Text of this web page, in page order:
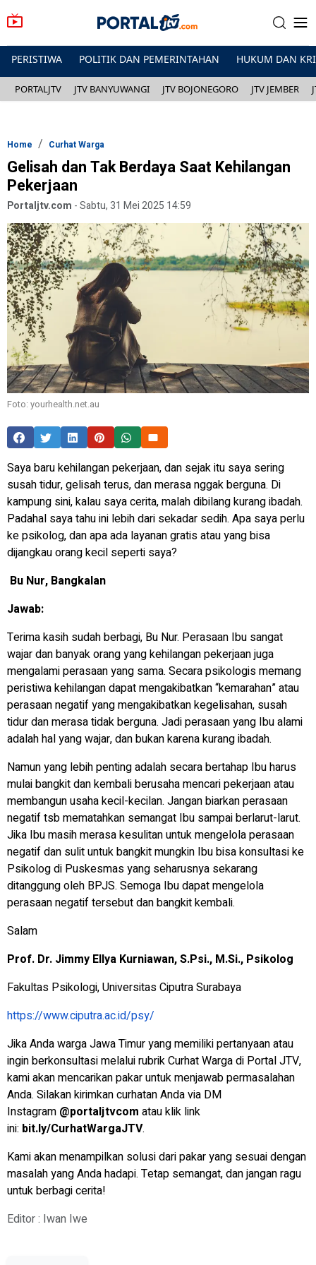
PERISTIWA POLITIK DAN PEMERINTAHAN HUKUM DAN
PORTALJTV JTV BANYUWANGI JTV BOJONEGORO JTV JEMBER
Home Curhat Warga
Gelisah dan Tak Berdaya Saat Kehilangan
Pekerjaan
Portaljtv.com -Sabtu, 31 Mei 2025 14:59
Foto: yourhealth.net.au
Saya baru kehilangan pekerjaan, dan sejak itu saya sering
susah tidur, gelisah terus, dan merasa nggak berguna. Di
kampung sini, kalau saya cerita, malah dibilang kurang ibadah.
Padahal saya tahu ini lebih dari sekadar sedih. Apa saya perlu
ke psikolog, dan apa ada layanan gratis atau yang bisa
dijangkau orang kecil seperti saya?
Bu Nur, Bangkalan
Jawab:
Terima kasih sudah berbagi, Bu Nur. Perasaan Ibu sangat
wajar dan banyak orang yang kehilangan pekerjaan juga
mengalami perasaan yang sama. Secara psikologis memang
peristiwa kehilangan dapat mengakibatkan “kemarahan” atau
perasaan negatif yang mengakibatkan kegelisahan, susah
tidur dan merasa tidak berguna. Jadi perasaan yang Ibu alami
adalah hal yang wajar, dan bukan karena kurang ibadah.
Namun yang lebih penting adalah secara bertahap Ibu harus
mulai bangkit dan kembali berusaha mencari pekerjaan atau
membangun usaha kecil-kecilan. Jangan biarkan perasaan
negatif tsb mematahkan semangat Ibu sampai berlarut-larut.
Jika Ibu masih merasa kesulitan untuk mengelola perasaan
negatif dan sulit untuk bangkit mungkin Ibu bisa konsultasi ke
Psikolog di Puskesmas yang seharusnya sekarang
ditanggung oleh BPJS. Semoga Ibu dapat mengelola
perasaan negatif tersebut dan bangkit kembali.
Salam
Prof. Dr. Jimmy Ellya Kurniawan, S.Psi., M.Si., Psikolog
Fakultas Psikologi, Universitas Ciputra Surabaya
https://www.ciputra.ac.id/psy/
Jika Anda warga Jawa Timur yang memiliki pertanyaan atau
ingin berkonsultasi melalui rubrikCurhat Wargadi Portal JTV,
kami akan mencarikan pakar untuk menjawab permasalahan
Anda. Silakan kirimkan curhatan Anda via DM
Instagram @portaljtvcom atau klik link
ini: bit.ly/CurhatWargaJTV.
Kami akan menampilkan solusi dari pakar yang sesuai dengan
masalah yang Anda hadapi. Tetap semangat, dan jangan ragu
untuk berbagi cerita!
Editor : Iwan Iwe